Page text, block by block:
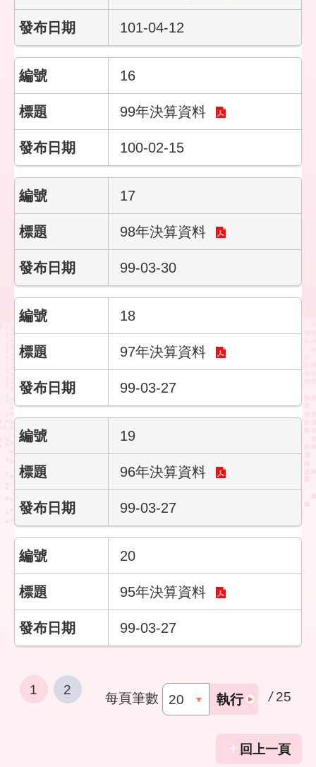
101-04-12
16
99年決算資料
100-02-15
17
98年決算資料
99-03-30
18
97年決算資料
99-03-27
19
96年決算資料
99-03-27
20
95年決算資料
99-03-27
1 2
每頁筆數 執行 / 25
回上一頁